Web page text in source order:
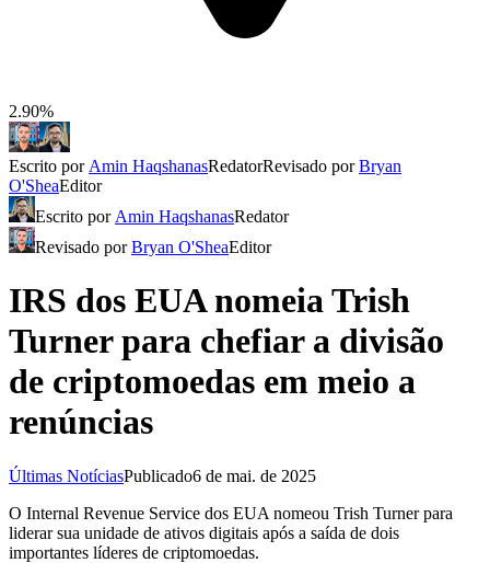
2.90%
Escrito por Amin HaqshanasRedatorRevisado porBryan
O'SheaEditor
Escrito por Amin HaqshanasRedator
Revisado porBryan O'SheaEditor
IRS dos EUA nomeia Trish
Turner para chefiar a divisão
de criptomoedas em meio a
renúncias
Últimas NotíciasPublicado6 de mai. de 2025
O Internal Revenue Service dos EUA nomeou Trish Turner para
liderar sua unidade de ativos digitais após a saída de dois
importantes líderes de criptomoedas.